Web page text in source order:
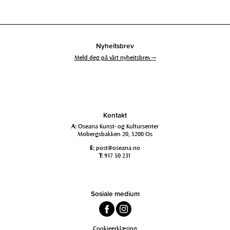
Nyheitsbrev
Meld deg på vårt nyheitsbrev →
Kontakt
A: Oseana Kunst- og Kultursenter
Mobergsbakken 20, 5200 Os
E: post@oseana.no
T: 917 50 231
Sosiale medium
Cookieerklæring